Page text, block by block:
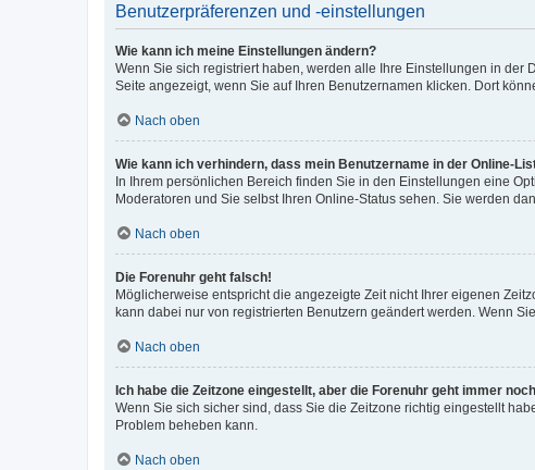
Benutzerpräferenzen und -einstellungen
Wie kann ich meine Einstellungen ändern?
Wenn Sie sich registriert haben, werden alle Ihre Einstellungen in der
Seite angezeigt, wenn Sie auf Ihren Benutzernamen klicken. Dort
Nach oben
Wie kann ich verhindern, dass mein Benutzername in der Online-
In Ihrem persönlichen Bereich finden Sie in den Einstellungen eine
Moderatoren und Sie selbst Ihren Online-Status sehen. Sie werden
Nach oben
Die Forenuhr geht falsch!
Möglicherweise entspricht die angezeigte Zeit nicht Ihrer eigenen
kann dabei nur von registrierten Benutzern geändert werden. Wenn
Nach oben
Ich habe die Zeitzone eingestellt, aber die Forenuhr geht immer
Wenn Sie sich sicher sind, dass Sie die Zeitzone richtig eingestellt
Problem beheben kann.
Nach oben